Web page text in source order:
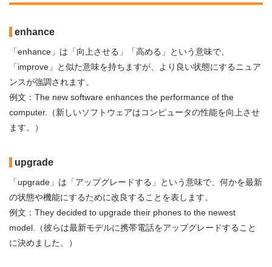
enhance
「enhance」は「向上させる」「高める」という意味で、
「improve」と似た意味を持ちますが、より良い状態にするニュア
ンスが強調されます。
例文：The new software enhances the performance of the
computer.（新しいソフトウェアはコンピュータの性能を向上させ
ます。）
upgrade
「upgrade」は「アップグレードする」という意味で、何かを最新
の状態や機能にするために改良することを表します。
例文：They decided to upgrade their phones to the newest
model.（彼らは最新モデルに携帯電話をアップグレードすること
に決めました。）